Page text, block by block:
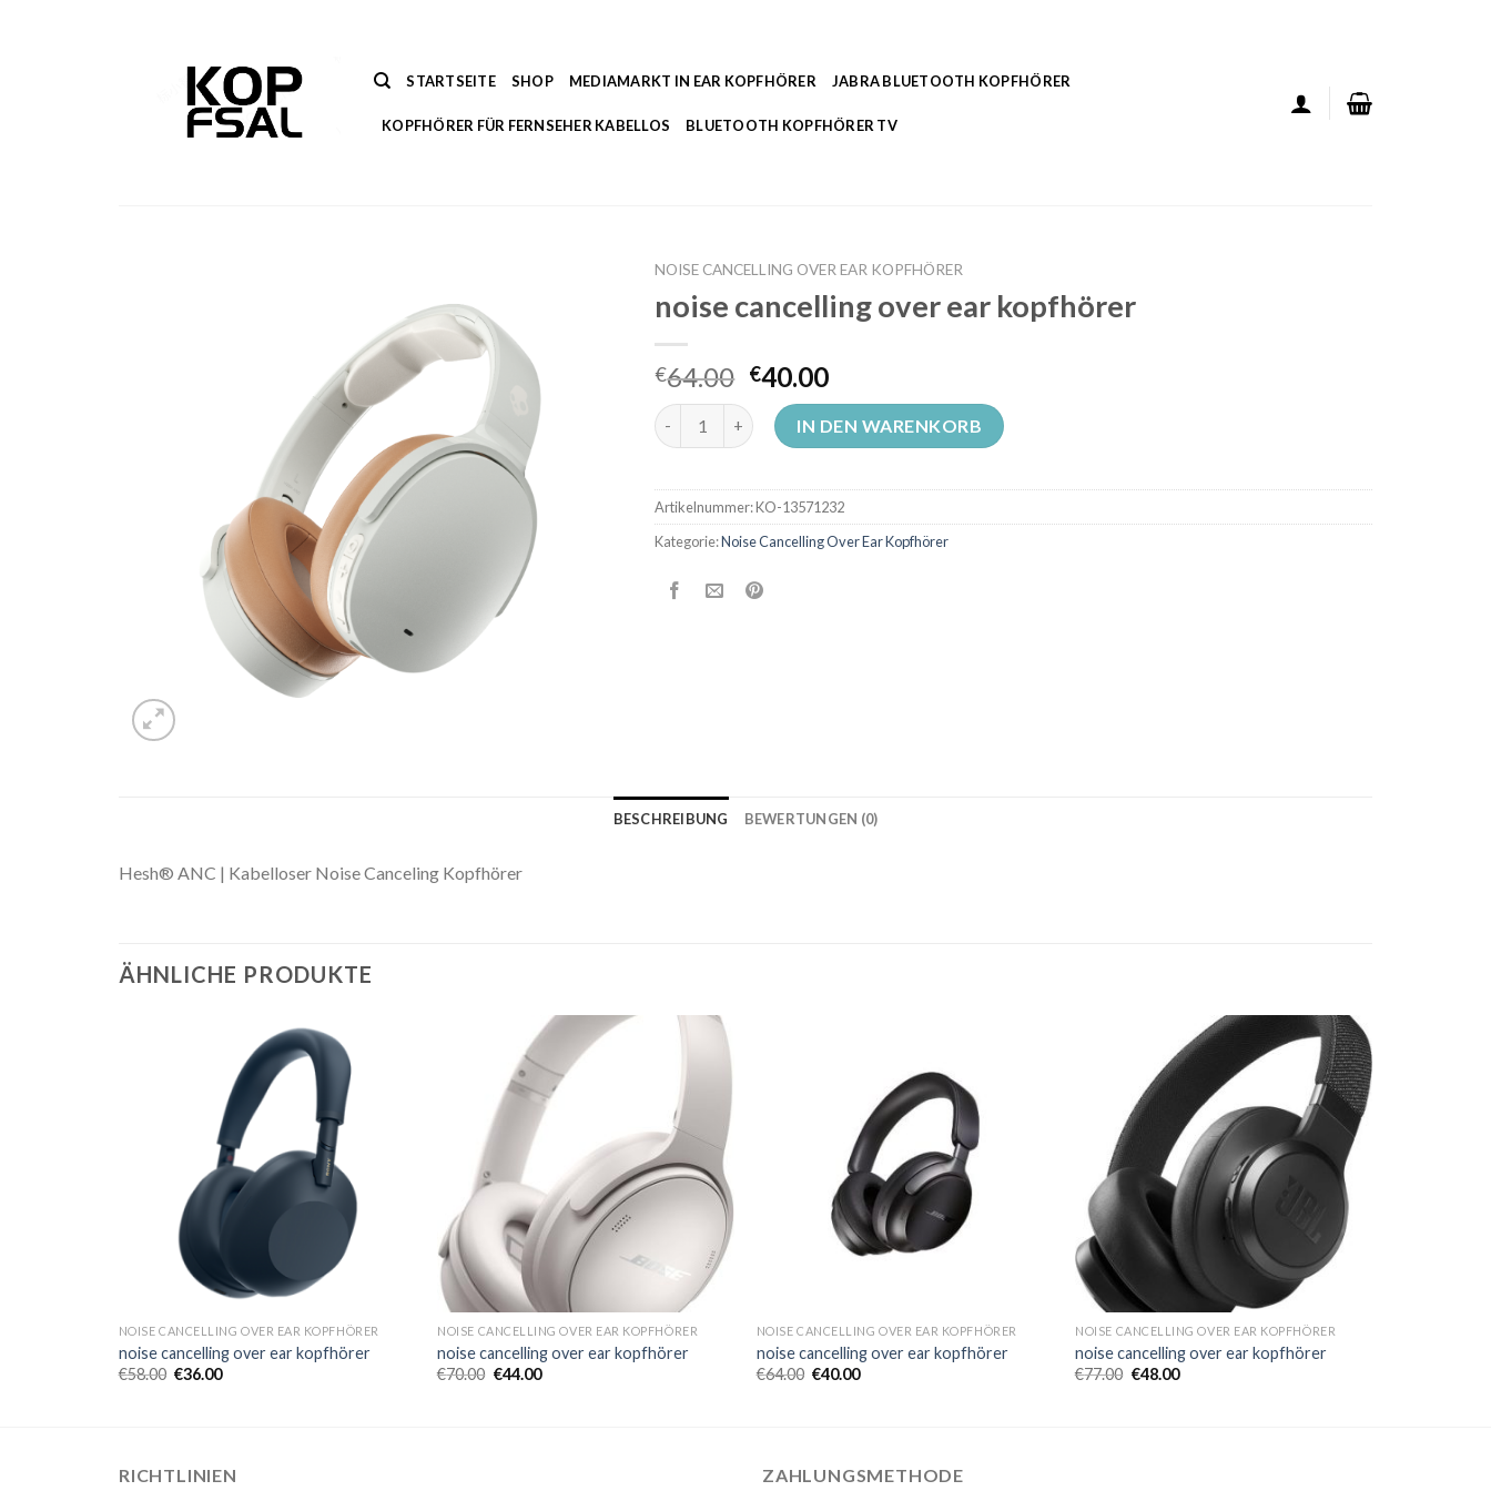
STARTSEITE SHOP MEDIAMARKT IN EAR KOPFHÖRER JABRA BLUETOOTH KOPFHÖRER
KOPFHÖRER FÜR FERNSEHER KABELLOS BLUETOOTH KOPFHÖRER TV
NOISE CANCELLING OVER EAR KOPFHÖRER
noise cancelling over ear kopfhörer
€64.00 €40.00
noise cancelling over ear kopfhörer Menge
IN DEN WARENKORB
Artikelnummer:KO-13571232
Kategorie:Noise Cancelling Over Ear Kopfhörer
BESCHREIBUNG BEWERTUNGEN (0)
Hesh® ANC | Kabelloser Noise Canceling Kopfhörer
ÄHNLICHE PRODUKTE
NOISE CANCELLING OVER EAR KOPFHÖRER
noise cancelling over ear kopfhörer
€58.00 €36.00
NOISE CANCELLING OVER EAR KOPFHÖRER
noise cancelling over ear kopfhörer
€70.00 €44.00
NOISE CANCELLING OVER EAR KOPFHÖRER
noise cancelling over ear kopfhörer
€64.00 €40.00
NOISE CANCELLING OVER EAR KOPFHÖRER
noise cancelling over ear kopfhörer
€77.00 €48.00
RICHTLINIEN ZAHLUNGSMETHODE